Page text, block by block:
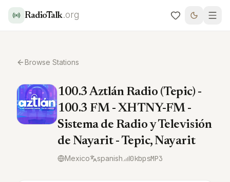
RadioTalk.org
Browse Stations
100.3 Aztlán Radio (Tepic) -
100.3 FM - XHTNY-FM -
Sistema de Radio y Televisión
de Nayarit - Tepic, Nayarit
Mexico spanish 0kbpsMP3